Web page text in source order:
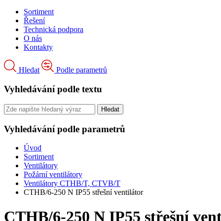
Sortiment
Řešení
Technická podpora
O nás
Kontakty
Hledat Podle parametrů
Vyhledávání podle textu
Vyhledávání podle parametrů
Úvod
Sortiment
Ventilátory
Požární ventilátory
Ventilátory CTHB/T, CTVB/T
CTHB/6-250 N IP55 střešní ventilátor
CTHB/6-250 N IP55 střešní